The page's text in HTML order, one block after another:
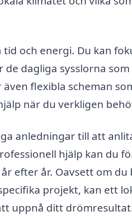
och energi. Du kan
dagliga sysslorna
flexibla scheman
när du verkligen
anledningar till att
hjälp kan du
efter år. Oavsett om
projekt, kan ett
uppnå ditt